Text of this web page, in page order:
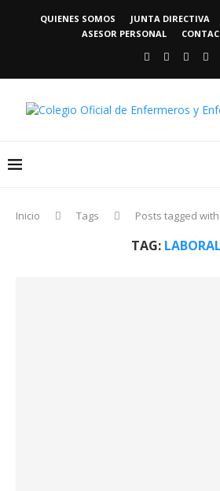
QUIENES SOMOS JUNTA DIRECTIVA
ASESOR PERSONAL
Inicio Tags Posts tagged
TAG: LABORAL